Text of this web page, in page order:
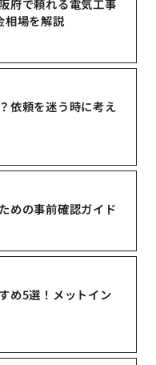
府で頼れる電気工事
相場を解説
依頼を迷う時に考え
めの事前確認ガイド
め5選！メットイン